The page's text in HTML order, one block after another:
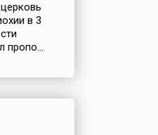
в 3
пропо...